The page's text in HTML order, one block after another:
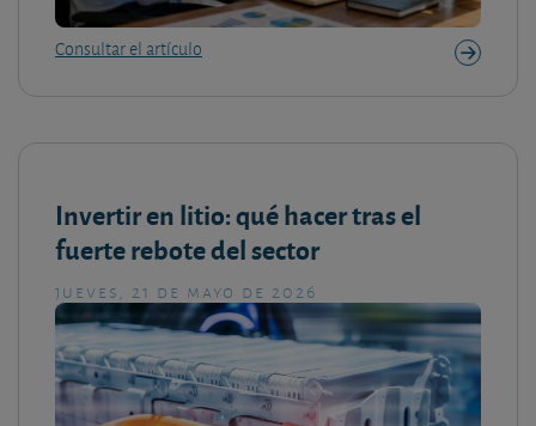
Consultar el artículo
Invertir en litio: qué hacer tras el
fuerte rebote del sector
jueves, 21 de mayo de 2026